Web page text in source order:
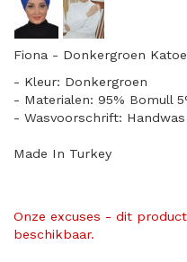
Fiona - Donkergroen
- Kleur: Donkergroen
- Materialen: 95% Bomull
- Wasvoorschrift: Handwas
Made In Turkey
Onze excuses - dit
beschikbaar.